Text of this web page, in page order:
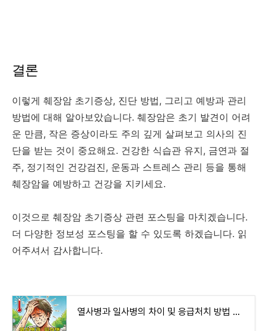
결론
이렇게 췌장암 초기증상, 진단 방법, 그리고 예방과 관리
방법에 대해 알아보았습니다. 췌장암은 초기 발견이 어려
운 만큼, 작은 증상이라도 주의 깊게 살펴보고 의사의 진
단을 받는 것이 중요해요. 건강한 식습관 유지, 금연과 절
주, 정기적인 건강검진, 운동과 스트레스 관리 등을 통해
췌장암을 예방하고 건강을 지키세요.
이것으로 췌장암 초기증상 관련 포스팅을 마치겠습니다.
더 다양한 정보성 포스팅을 할 수 있도록 하겠습니다. 읽
어주셔서 감사합니다.
열사병과 일사병의 차이 및 응급처치 방법 알아보기